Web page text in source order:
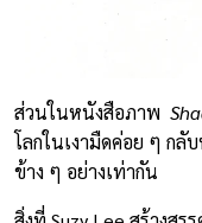
ส่วนในหนังสือภาพ
โลกในเงามืดค่อย ๆ กลั
ข้าง ๆ อย่างเท่ากัน